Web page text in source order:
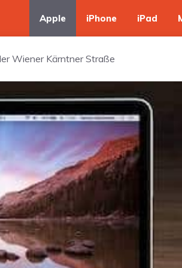
Apple iPhone iPad
Wiener Kärntner Straße